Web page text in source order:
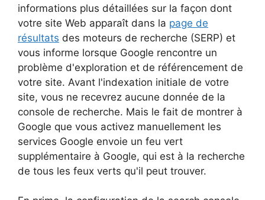
informations plus détaillées sur la façon dont
votre site Web apparaît dans la page de
résultats des moteurs de recherche (SERP) et
vous informe lorsque Google rencontre un
problème d'exploration et de référencement de
votre site. Avant l'indexation initiale de votre
site, vous ne recevrez aucune donnée de la
console de recherche. Mais le fait de montrer à
Google que vous activez manuellement les
services Google envoie un feu vert
supplémentaire à Google, qui est à la recherche
de tous les feux verts qu'il peut trouver.